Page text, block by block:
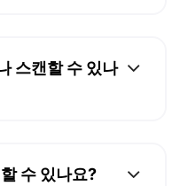
스캔할 수 있나
수 있나요?